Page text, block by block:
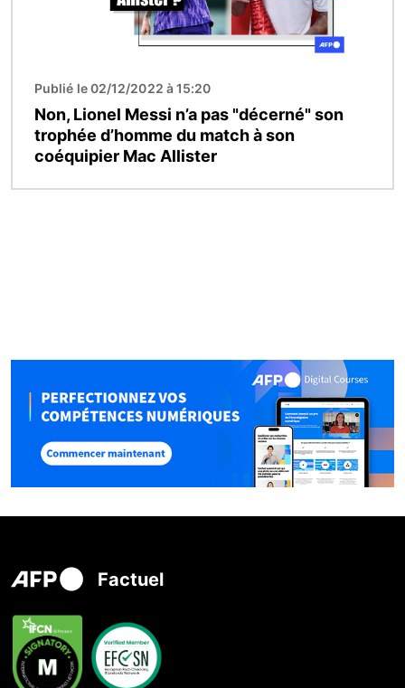
Publié le 02/12/2022 à 15:20
Non, Lionel Messi n’a pas "décerné" son
trophée d’homme du match à son
coéquipier Mac Allister
Factuel